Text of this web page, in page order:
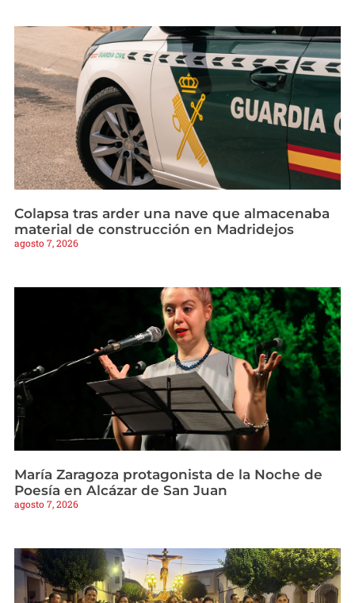
Colapsa tras arder una nave que almacenaba
material de construcción en Madridejos
agosto 7, 2026
María Zaragoza protagonista de la Noche de
Poesía en Alcázar de San Juan
agosto 7, 2026